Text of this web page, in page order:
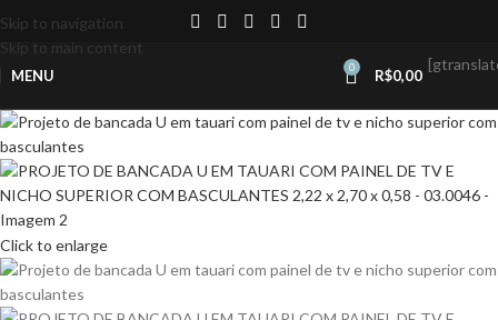
Skip to navigation
Skip to main content
MENU 0 R$0,00
Click to enlarge